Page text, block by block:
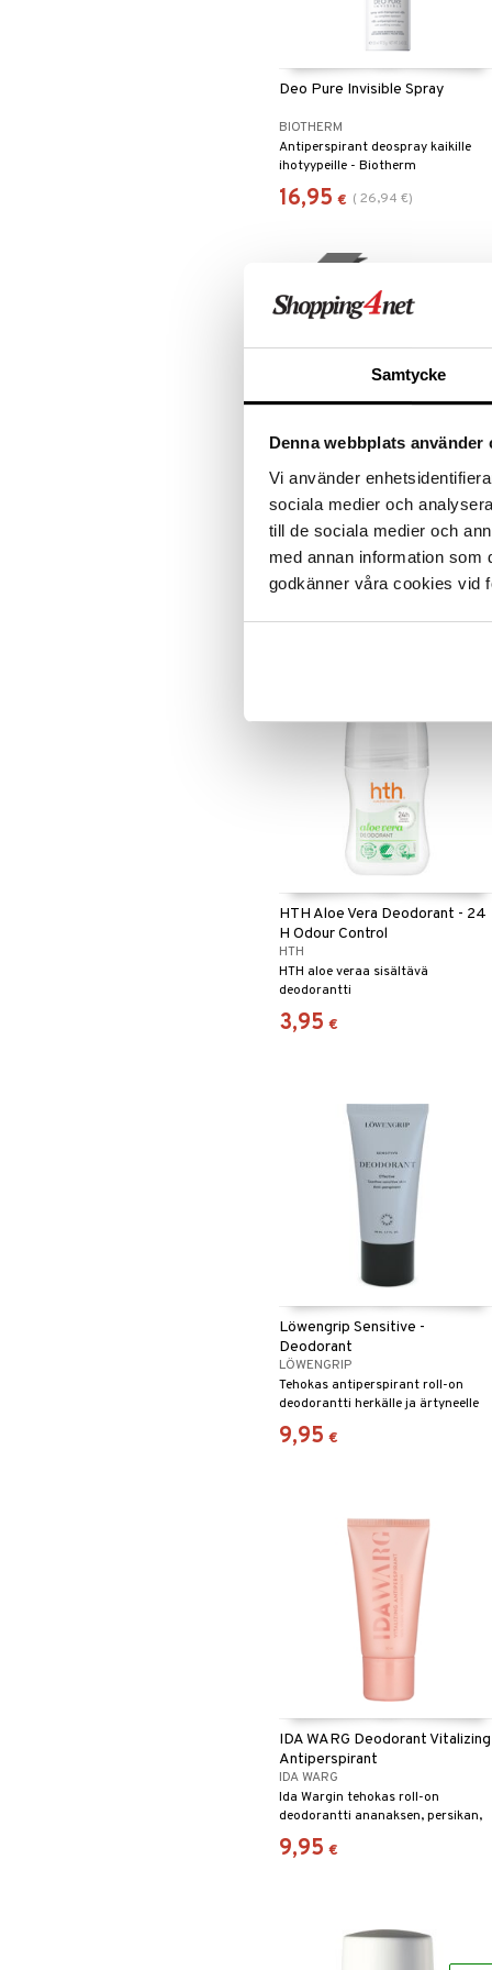
Samtycke
Denna webbplats använder
Vi använder
sociala medier och
till de sociala medier och
med annan information som
godkänner våra cookies vid
Deo Pure Invisible Spray
BIOTHERM
Antiperspirant deospray kaikille
ihotyypeille - Biotherm
16,95 € ( 26,94 €)
Be Delicious - Deodorant Stick
DKNY
Alumiiniton ja alkoholiton
deodoranttistick DKNY:lta.
uutuus
HTH Aloe Vera Deodorant - 24
H Odour Control
HTH
HTH aloe veraa sisältävä
deodorantti
3,95 €
Löwengrip Sensitive -
Deodorant
LÖWENGRIP
Tehokas antiperspirant roll-on
deodorantti herkälle ja ärtyneelle
iholle - Löwengrip
9,95 €
IDA WARG Deodorant Vitalizing
Antiperspirant
IDA WARG
Ida Wargin tehokas roll-on
deodorantti ananaksen, persikan,
mantelin ja vaniljan tuoksulla
9,95 €